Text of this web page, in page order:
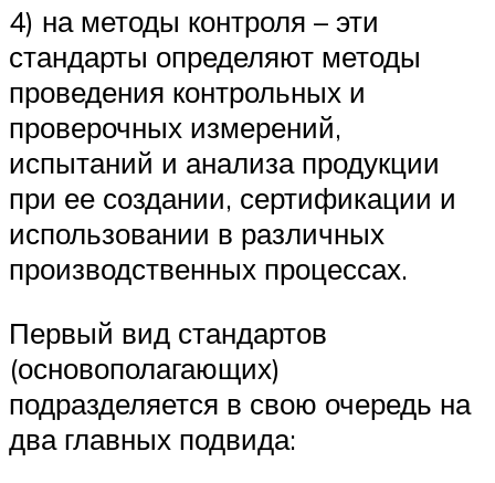
4) на методы контроля – эти
стандарты определяют методы
проведения контрольных и
проверочных измерений,
испытаний и анализа продукции
при ее создании, сертификации и
использовании в различных
производственных процессах.
Первый вид стандартов
(основополагающих)
подразделяется в свою очередь на
два главных подвида: